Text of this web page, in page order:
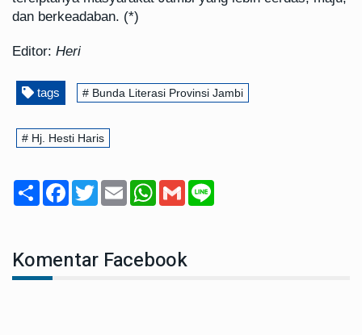
dan berkeadaban. (*)
Editor: Heri
tags # Bunda Literasi Provinsi Jambi
# Hj. Hesti Haris
ShareFacebook
TwitterEmailWhatsApp
Gmail
Komentar Facebook